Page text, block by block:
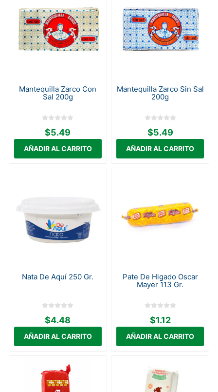
Mantequilla Zarco Con
Sal 200g
$5.49
Mantequilla Zarco Sin Sal
200g
$5.49
Nata De Aquí 250 Gr.
$4.48
Pate De Higado Oscar
Mayer 113 Gr.
$1.12